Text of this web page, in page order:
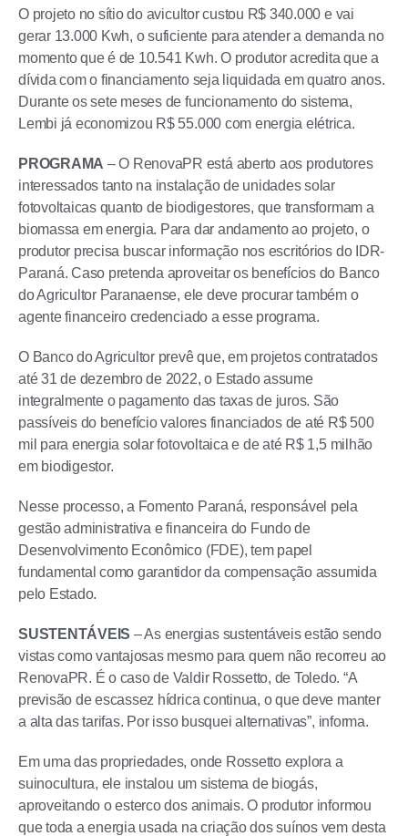
O projeto no sítio do avicultor custou R$ 340.000 e vai
gerar 13.000 Kwh, o suficiente para atender a demanda no
momento que é de 10.541 Kwh. O produtor acredita que a
dívida com o financiamento seja liquidada em quatro anos.
Durante os sete meses de funcionamento do sistema,
Lembi já economizou R$ 55.000 com energia elétrica.
PROGRAMA – O RenovaPR está aberto aos produtores
interessados tanto na instalação de unidades solar
fotovoltaicas quanto de biodigestores, que transformam a
biomassa em energia. Para dar andamento ao projeto, o
produtor precisa buscar informação nos escritórios do IDR-
Paraná. Caso pretenda aproveitar os benefícios do Banco
do Agricultor Paranaense, ele deve procurar também o
agente financeiro credenciado a esse programa.
O Banco do Agricultor prevê que, em projetos contratados
até 31 de dezembro de 2022, o Estado assume
integralmente o pagamento das taxas de juros. São
passíveis do benefício valores financiados de até R$ 500
mil para energia solar fotovoltaica e de até R$ 1,5 milhão
em biodigestor.
Nesse processo, a Fomento Paraná, responsável pela
gestão administrativa e financeira do Fundo de
Desenvolvimento Econômico (FDE), tem papel
fundamental como garantidor da compensação assumida
pelo Estado.
SUSTENTÁVEIS – As energias sustentáveis estão sendo
vistas como vantajosas mesmo para quem não recorreu ao
RenovaPR. É o caso de Valdir Rossetto, de Toledo. “A
previsão de escassez hídrica continua, o que deve manter
a alta das tarifas. Por isso busquei alternativas”, informa.
Em uma das propriedades, onde Rossetto explora a
suinocultura, ele instalou um sistema de biogás,
aproveitando o esterco dos animais. O produtor informou
que toda a energia usada na criação dos suínos vem desta